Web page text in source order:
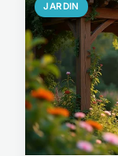
JARDIN